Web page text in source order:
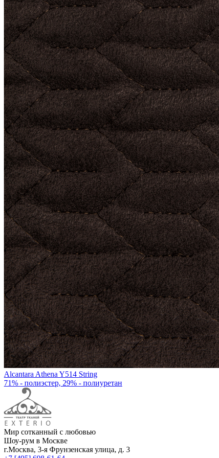
Alcantara Athena Y514 String
71% - полиэстер, 29% - полиуретан
Мир сотканный с любовью
Шоу-рум в Москве
г.Москва, 3-я Фрунзенская улица, д. 3